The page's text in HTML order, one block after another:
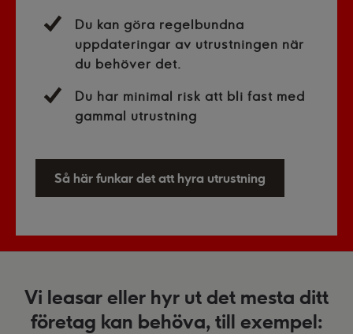
Du kan göra regelbundna
uppdateringar av utrustningen när
du behöver det.
Du har minimal risk att bli fast med
gammal utrustning
Så här funkar det att hyra utrustning
Vi leasar eller hyr ut det mesta ditt
företag kan behöva, till exempel: